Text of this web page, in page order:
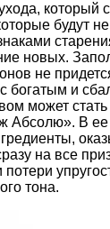
который
будут
новых.
не
богатым и
может
Абсолю». В
на все
тона.